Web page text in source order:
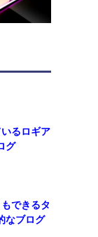
るロギア
グ
できるタ
なブログ